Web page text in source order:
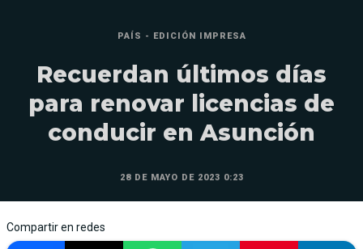
PAÍS - EDICIÓN IMPRESA
Recuerdan últimos días
para renovar licencias de
conducir en Asunción
28 DE MAYO DE 2023 0:23
Compartir en redes